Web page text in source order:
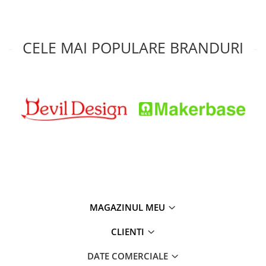
CELE MAI POPULARE BRANDURI
MAGAZINUL MEU
CLIENTI
DATE COMERCIALE